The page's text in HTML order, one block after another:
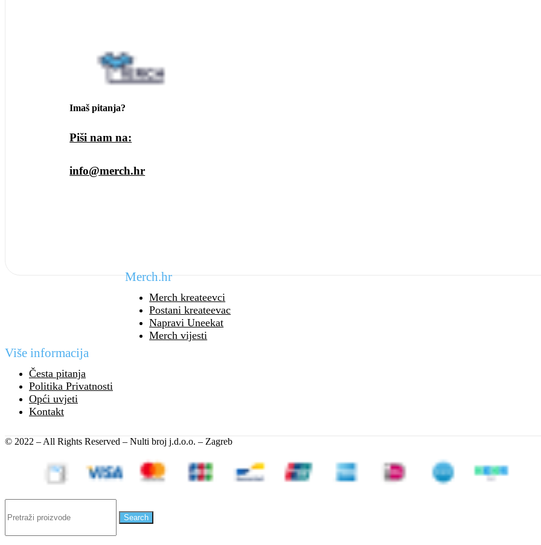
Imaš pitanja?
Piši nam na:
info@merch.hr
Merch.hr
Merch kreateevci
Postani kreateevac
Napravi Uneekat
Merch vijesti
Više informacija
Česta pitanja
Politika Privatnosti
Opći uvjeti
Kontakt
© 2022 – All Rights Reserved – Nulti broj j.d.o.o. – Zagreb
Search